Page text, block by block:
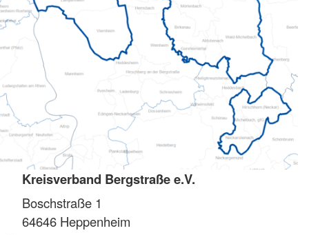
Kreisverband Bergstraße e.V.
Boschstraße 1
64646 Heppenheim